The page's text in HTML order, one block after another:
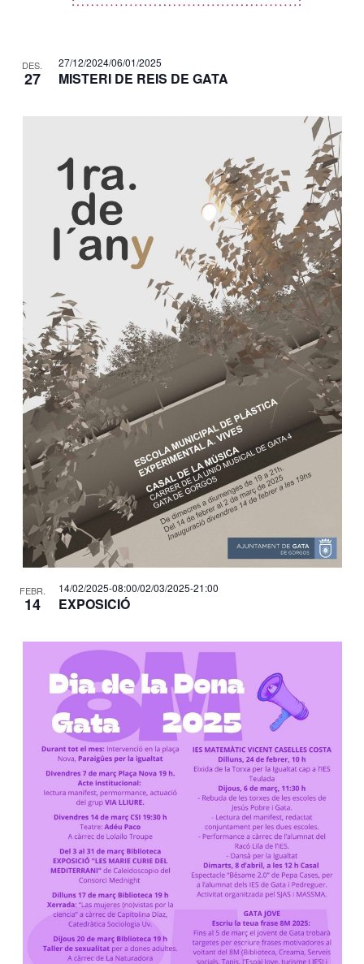
DES.
27 MISTERI DE REIS DE GATA
27/12/2024/06/01/2025
FEBR.
14 EXPOSICIÓ
14/02/2025-08:00/02/03/2025-21:00